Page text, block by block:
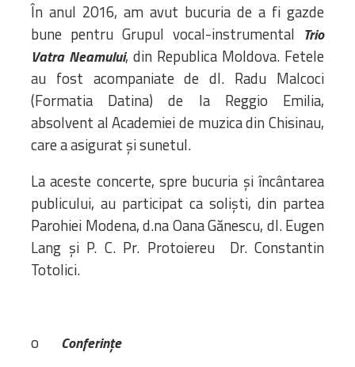
În anul 2016, am avut bucuria de a fi gazde
bune pentru Grupul vocal-instrumental Trio
Vatra Neamului, din Republica Moldova. Fetele
au fost acompaniate de dl. Radu Malcoci
(Formatia Datina) de la Reggio Emilia,
absolvent al Academiei de muzica din Chisinau,
care a asigurat și sunetul.
La aceste concerte, spre bucuria și încântarea
publicului, au participat ca soliști, din partea
Parohiei Modena, d.na Oana Gănescu, dl. Eugen
Lang și P. C. Pr. Protoiereu Dr. Constantin
Totolici.
o Conferințe